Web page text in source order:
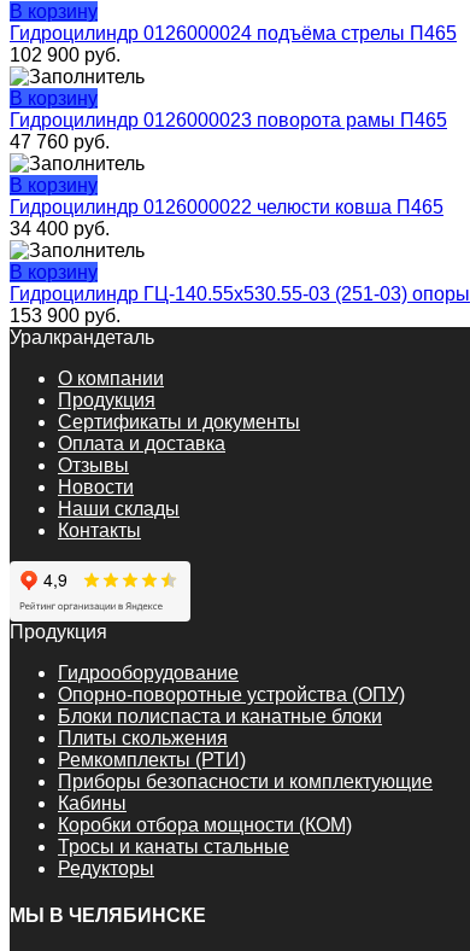
В корзину
Гидроцилиндр 0126000024 подъёма стрелы П465
102 900 руб.
В корзину
Гидроцилиндр 0126000023 поворота рамы П465
47 760 руб.
В корзину
Гидроцилиндр 0126000022 челюсти ковша П465
34 400 руб.
В корзину
Гидроцилиндр ГЦ-140.55х530.55-03 (251-03) опоры
153 900 руб.
Уралкрандеталь
О компании
Продукция
Сертификаты и документы
Оплата и доставка
Отзывы
Новости
Наши склады
Контакты
Продукция
Гидрооборудование
Опорно-поворотные устройства (ОПУ)
Блоки полиспаста и канатные блоки
Плиты скольжения
Ремкомплекты (РТИ)
Приборы безопасности и комплектующие
Кабины
Коробки отбора мощности (КОМ)
Тросы и канаты стальные
Редукторы
МЫ В ЧЕЛЯБИНСКЕ